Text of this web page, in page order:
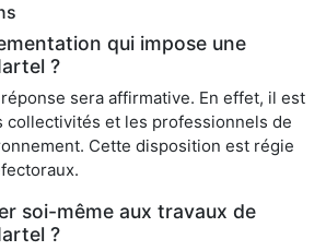
qui impose une
?
sera affirmative. En effet, il est
collectivités et les professionnels de
Cette disposition est régie
soi-même aux travaux de
?